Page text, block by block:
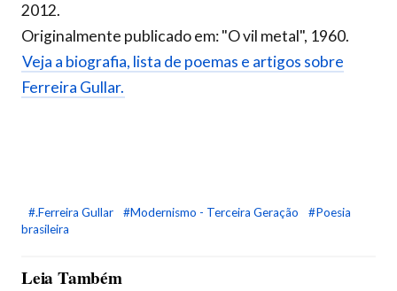
2012.
Originalmente publicado em: "O vil metal", 1960.
Veja a biografia, lista de poemas e artigos sobre
Ferreira Gullar.
#.Ferreira Gullar #Modernismo - Terceira Geração
#Poesia
brasileira
Leia Também